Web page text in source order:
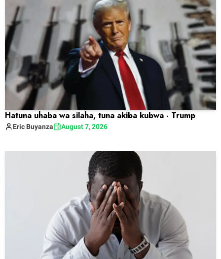
Hatuna uhaba wa silaha, tuna akiba kubwa - Trump
Eric Buyanza August 7, 2026